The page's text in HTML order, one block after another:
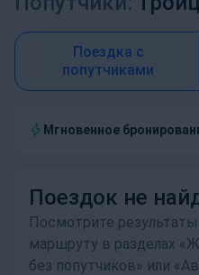
Поездка с
попутчиками
Мгновенное
Поездок не
Посмотрите
маршруту в разделах
без попутчиков» или